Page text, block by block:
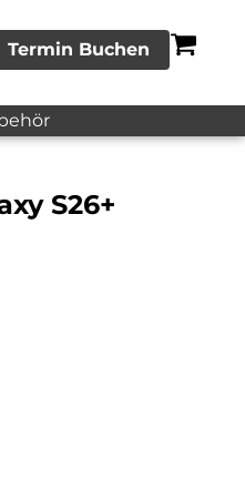
Termin Buchen
S26+